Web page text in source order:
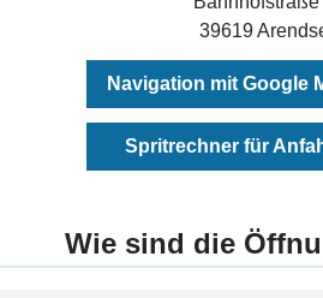
39619
Navigation mit Google
Spritrechner für
Wie sind die